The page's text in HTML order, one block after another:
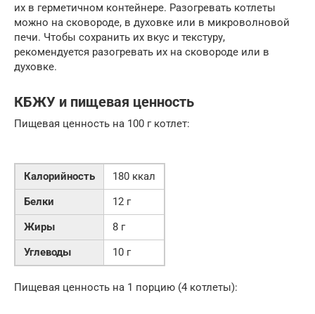
их в герметичном контейнере. Разогревать котлеты
можно на сковороде, в духовке или в микроволновой
печи. Чтобы сохранить их вкус и текстуру,
рекомендуется разогревать их на сковороде или в
духовке.
КБЖУ и пищевая ценность
Пищевая ценность на 100 г котлет:
Калорийность
180 ккал
Белки
12 г
Жиры
8 г
Углеводы
10 г
Пищевая ценность на 1 порцию (4 котлеты):